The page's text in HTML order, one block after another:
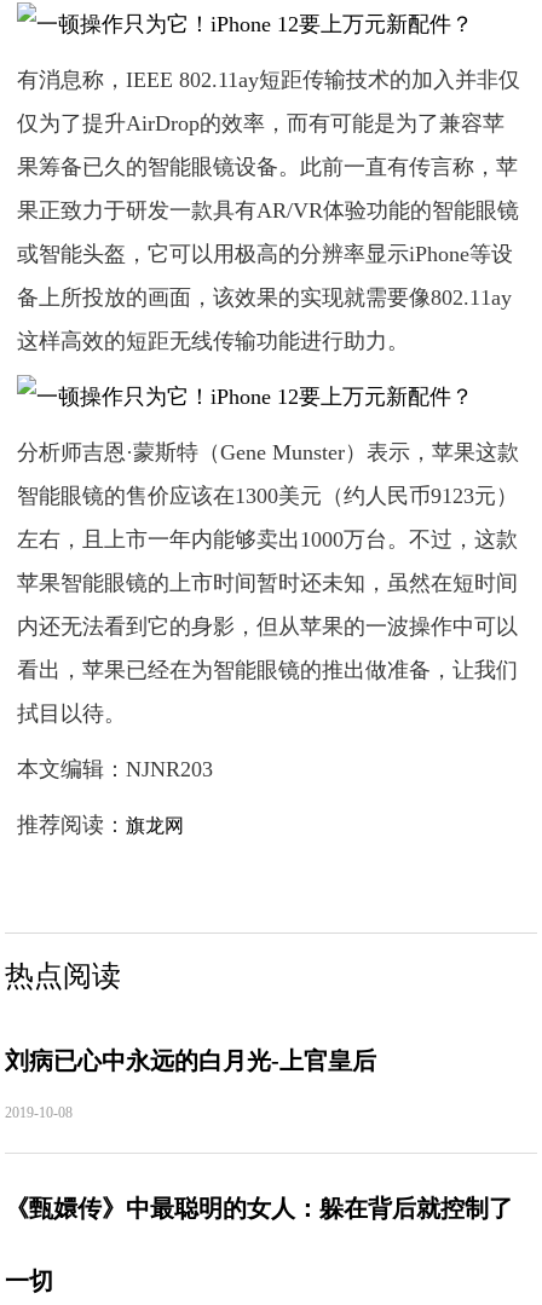
有消息称，IEEE 802.11ay短距传输技术的加入并非仅
仅为了提升AirDrop的效率，而有可能是为了兼容苹
果筹备已久的智能眼镜设备。此前一直有传言称，苹
果正致力于研发一款具有AR/VR体验功能的智能眼镜
或智能头盔，它可以用极高的分辨率显示iPhone等设
备上所投放的画面，该效果的实现就需要像802.11ay
这样高效的短距无线传输功能进行助力。
分析师吉恩·蒙斯特（Gene Munster）表示，苹果这款
智能眼镜的售价应该在1300美元（约人民币9123元）
左右，且上市一年内能够卖出1000万台。不过，这款
苹果智能眼镜的上市时间暂时还未知，虽然在短时间
内还无法看到它的身影，但从苹果的一波操作中可以
看出，苹果已经在为智能眼镜的推出做准备，让我们
拭目以待。
本文编辑：NJNR203
推荐阅读：旗龙网
热点阅读
刘病已心中永远的白月光-上官皇后
2019-10-08
《甄嬛传》中最聪明的女人：躲在背后就控制了
一切